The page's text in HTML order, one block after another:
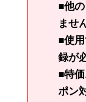
■他
ませ
■使
録が
■特
ポン